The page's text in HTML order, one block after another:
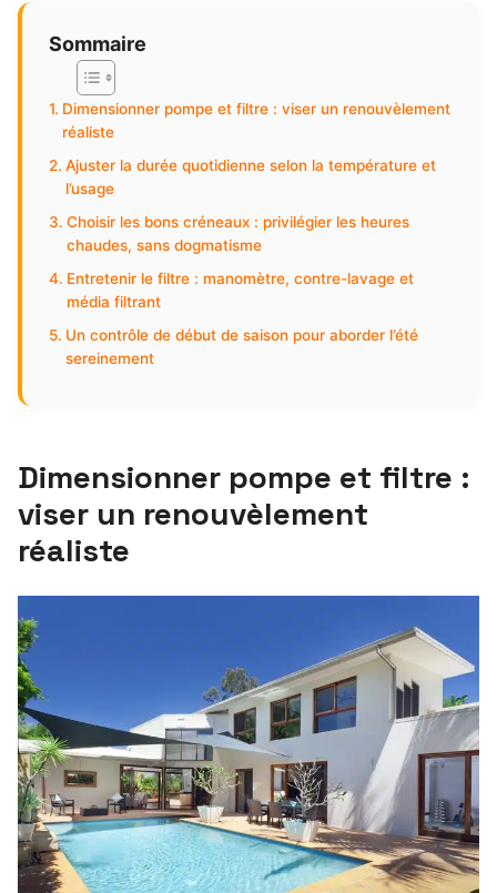
Sommaire
Dimensionner pompe et filtre : viser un renouvèlement
réaliste
Ajuster la durée quotidienne selon la température et
l’usage
Choisir les bons créneaux : privilégier les heures
chaudes, sans dogmatisme
Entretenir le filtre : manomètre, contre-lavage et
média filtrant
Un contrôle de début de saison pour aborder l’été
sereinement
Dimensionner pompe et filtre :
viser un renouvèlement
réaliste